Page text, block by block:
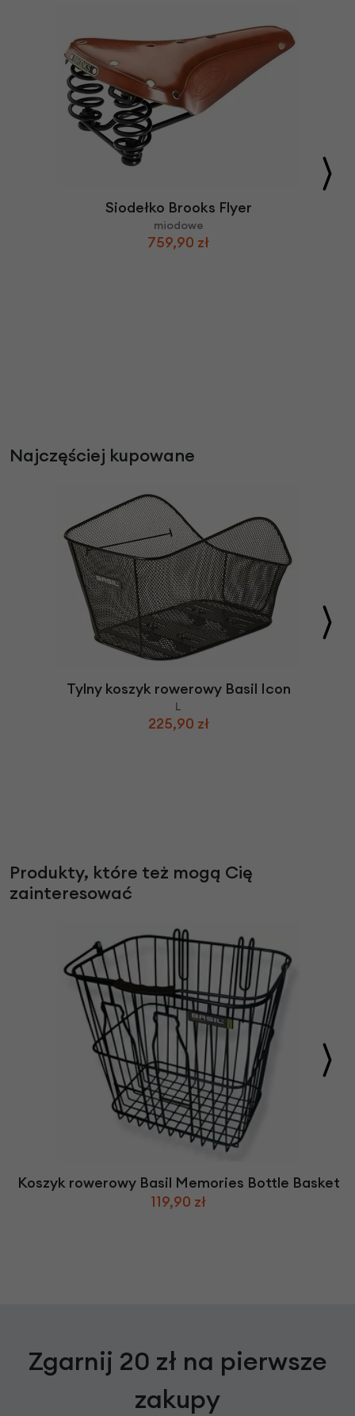
Siodełko Brooks Flyer
miodowe
759,90 zł
Najczęściej kupowane
Tylny koszyk rowerowy Basil Icon
L
225,90 zł
Produkty, które też mogą Cię
zainteresować
Koszyk rowerowy Basil Memories Bottle Basket
119,90 zł
Zgarnij 20 zł na pierwsze
zakupy